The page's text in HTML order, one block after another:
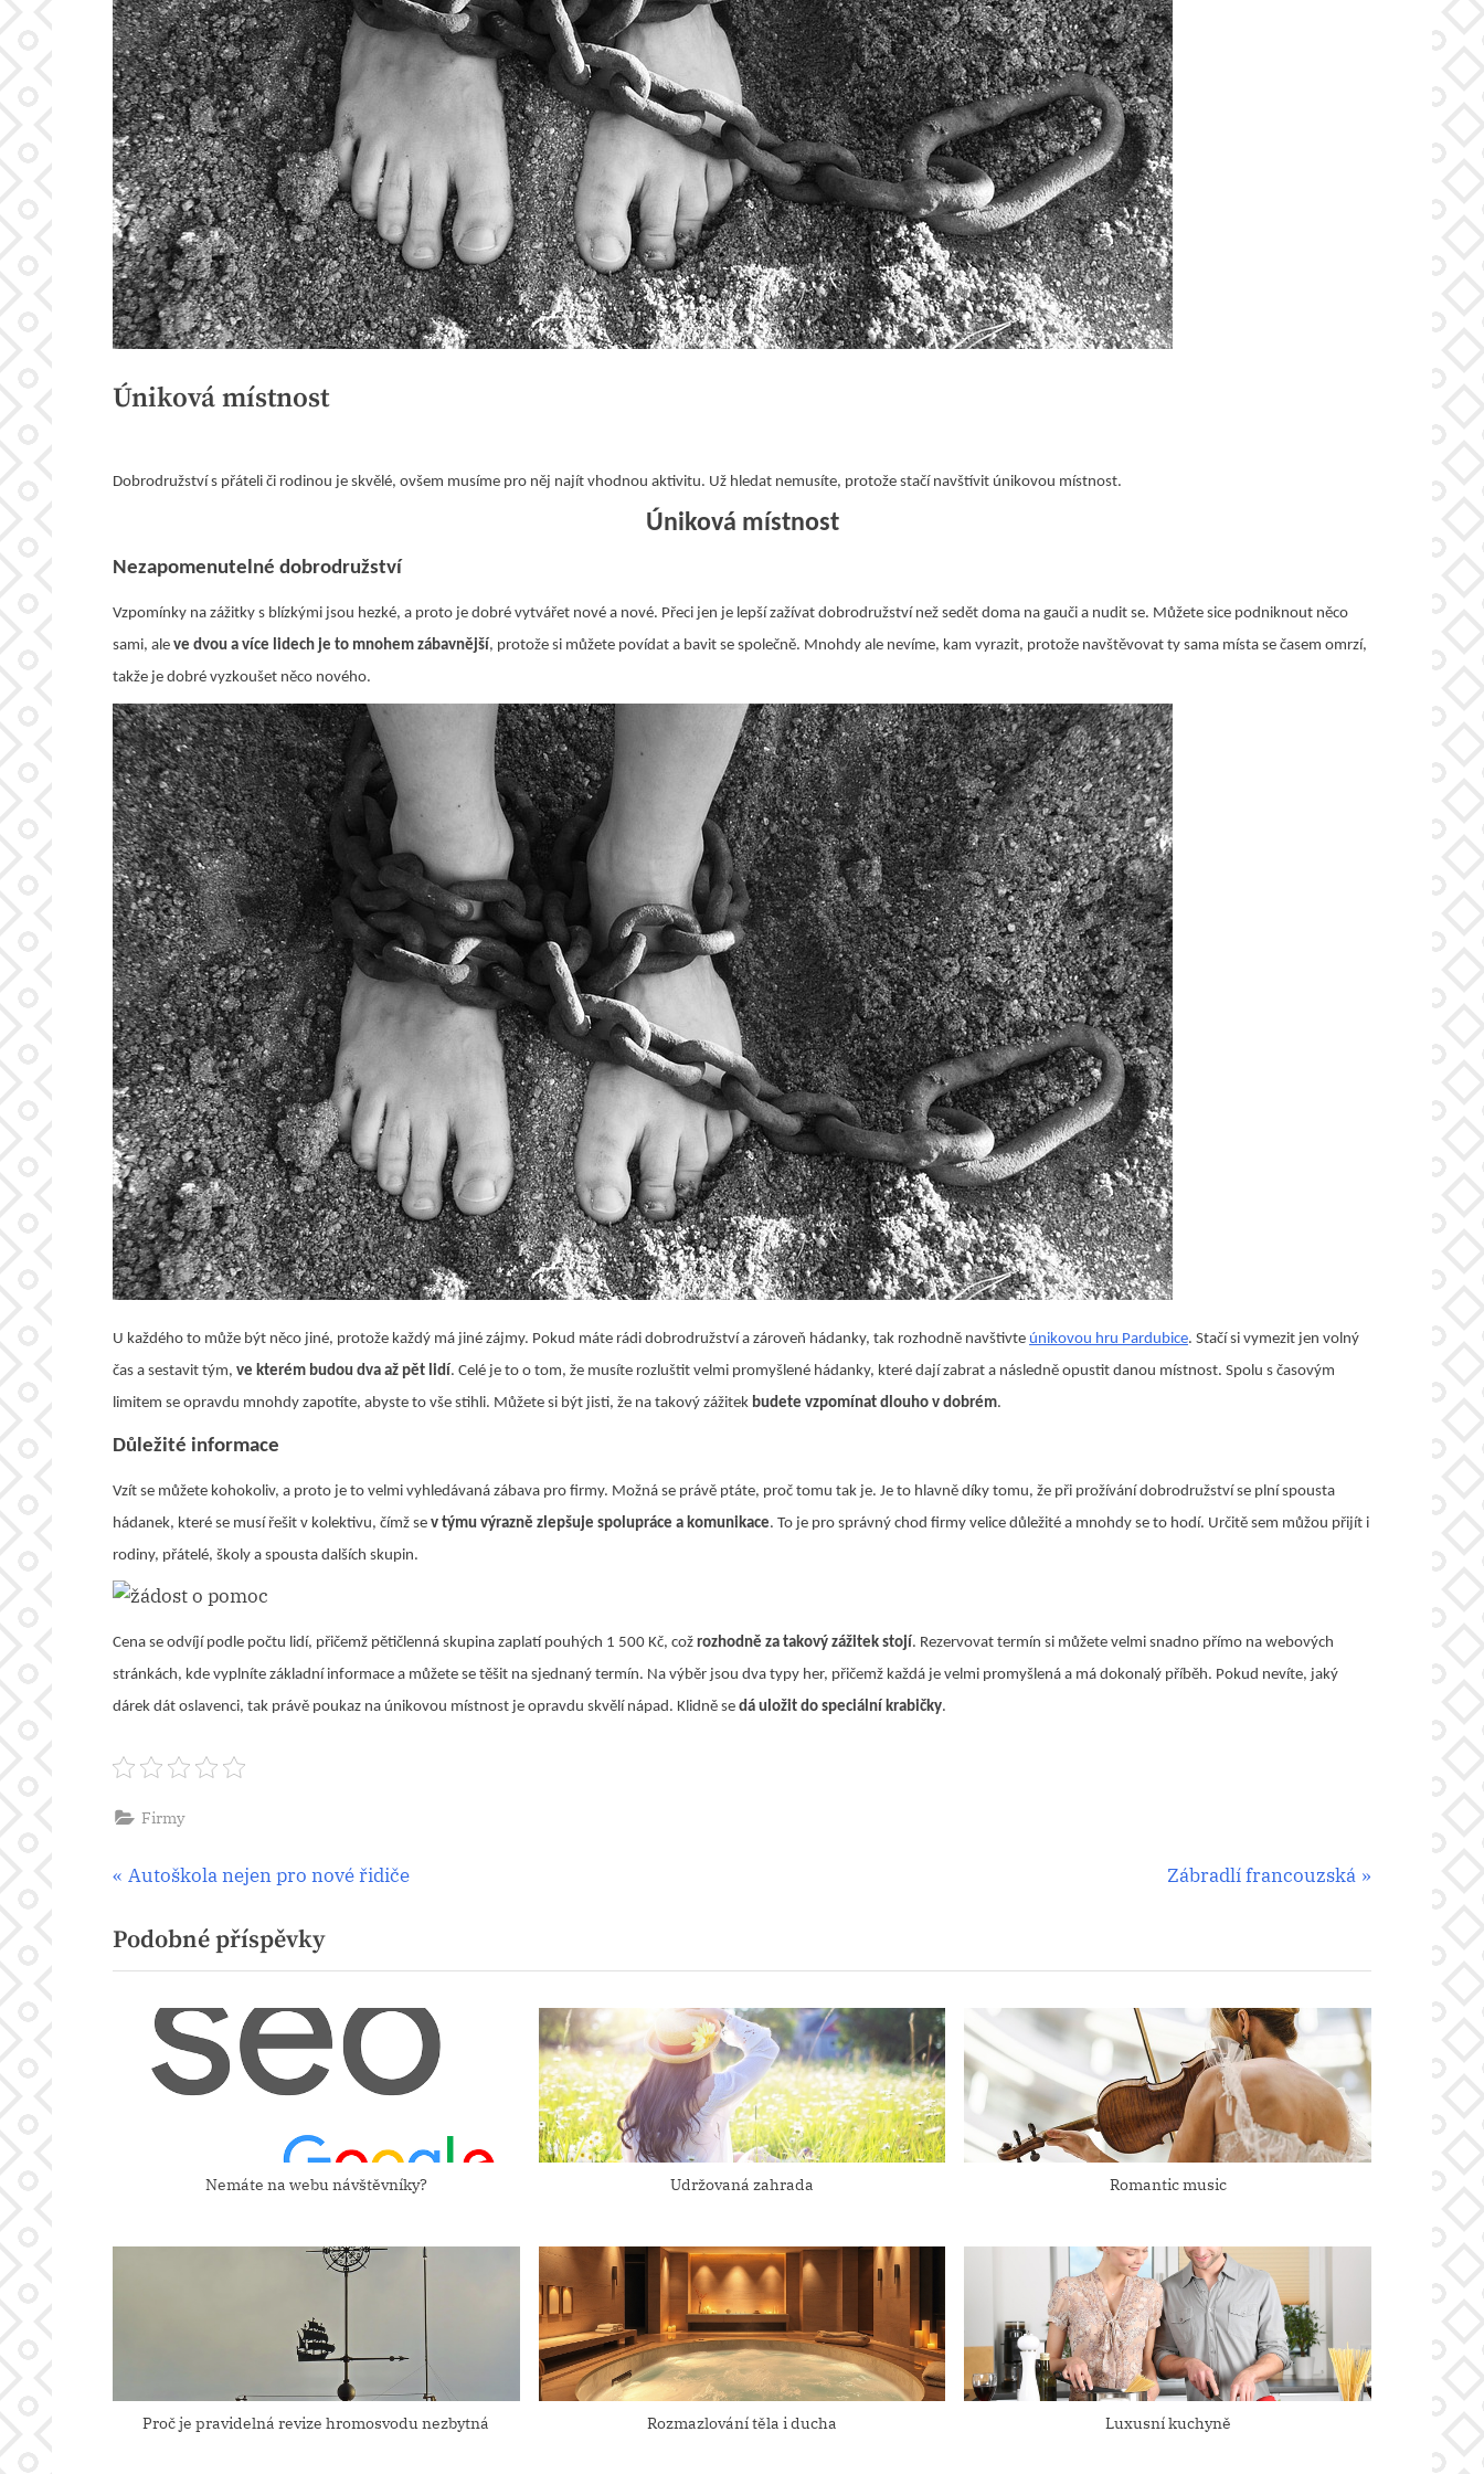
Úniková místnost
Dobrodružství s přáteli či rodinou je skvělé, ovšem musíme pro něj najít vhodnou aktivitu. Už hledat nemusíte, protože stačí navštívit únikovou místnost.
Úniková místnost
Nezapomenutelné dobrodružství
Vzpomínky na zážitky s blízkými jsou hezké, a proto je dobré vytvářet nové a nové. Přeci jen je lepší zažívat dobrodružství než sedět doma na gauči a nudit se. Můžete sice podniknout něco
sami, ale ve dvou a více lidech je to mnohem zábavnější, protože si můžete povídat a bavit se společně. Mnohdy ale nevíme, kam vyrazit, protože navštěvovat ty sama místa se časem omrzí,
takže je dobré vyzkoušet něco nového.
U každého to může být něco jiné, protože každý má jiné zájmy. Pokud máte rádi dobrodružství a zároveň hádanky, tak rozhodně navštivte únikovou hru Pardubice. Stačí si vymezit jen volný
čas a sestavit tým, ve kterém budou dva až pět lidí. Celé je to o tom, že musíte rozluštit velmi promyšlené hádanky, které dají zabrat a následně opustit danou místnost. Spolu s časovým
limitem se opravdu mnohdy zapotíte, abyste to vše stihli. Můžete si být jisti, že na takový zážitek budete vzpomínat dlouho v dobrém.
Důležité informace
Vzít se můžete kohokoliv, a proto je to velmi vyhledávaná zábava pro firmy. Možná se právě ptáte, proč tomu tak je. Je to hlavně díky tomu, že při prožívání dobrodružství se plní spousta
hádanek, které se musí řešit v kolektivu, čímž se v týmu výrazně zlepšuje spolupráce a komunikace. To je pro správný chod firmy velice důležité a mnohdy se to hodí. Určitě sem můžou přijít i
rodiny, přátelé, školy a spousta dalších skupin.
Cena se odvíjí podle počtu lidí, přičemž pětičlenná skupina zaplatí pouhých 1 500 Kč, což rozhodně za takový zážitek stojí. Rezervovat termín si můžete velmi snadno přímo na webových
stránkách, kde vyplníte základní informace a můžete se těšit na sjednaný termín. Na výběr jsou dva typy her, přičemž každá je velmi promyšlená a má dokonalý příběh. Pokud nevíte, jaký
dárek dát oslavenci, tak právě poukaz na únikovou místnost je opravdu skvělí nápad. Klidně se dá uložit do speciální krabičky.
Firmy
Navigace
pro
příspěvek
P
e
v
Autoškola nejen pro nové řidiče
N
t
P
s
t
:
Zábradlí francouzská
Podobné příspěvky
Nemáte na webu návštěvníky? Udržovaná zahrada Romantic music
Proč je pravidelná revize hromosvodu nezbytná Rozmazlování těla i ducha Luxusní kuchyně